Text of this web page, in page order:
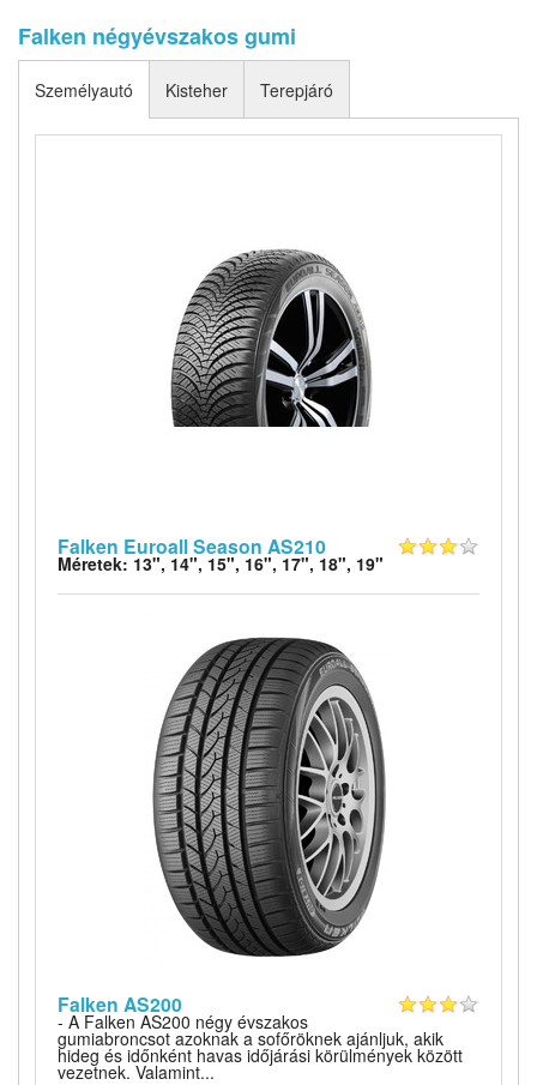
Falken négyévszakos gumi
Személyautó
Falken Euroall Season AS210
Méretek: 13", 14", 15", 16", 17", 18", 19"
Falken AS200
- A Falken AS200 négy évszakos
gumiabroncsot azoknak a sofőröknek ajánljuk, akik
hideg és időnként havas időjárási körülmények között
vezetnek. Valamint...
Kisteher Terepjáró